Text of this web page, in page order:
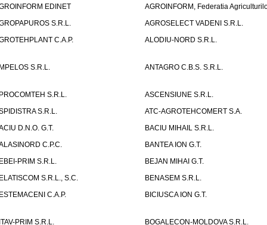
EDINET
AGROINFORM, Federatia
S.R.L.
AGROSELECT VADENI S.R.L.
C.A.P.
ALODIU-NORD S.R.L.
S.R.L. ANTAGRO C.B.S. S.R.L.
S.R.L.
ASCENSIUNE S.R.L.
S.R.L.
ATC-AGROTEHCOMERT S.A.
D.N.O. G.T.
BACIU MIHAIL S.R.L.
C.P.C.
BANTEA ION G.T.
PRIM S.R.L.
BEJAN MIHAI G.T.
S.R.L., S.C.
BENASEM S.R.L.
C.A.P.
BICIUSCA ION G.T.
PRIM S.R.L.
BOGALECON-MOLDOVA S.R.L.